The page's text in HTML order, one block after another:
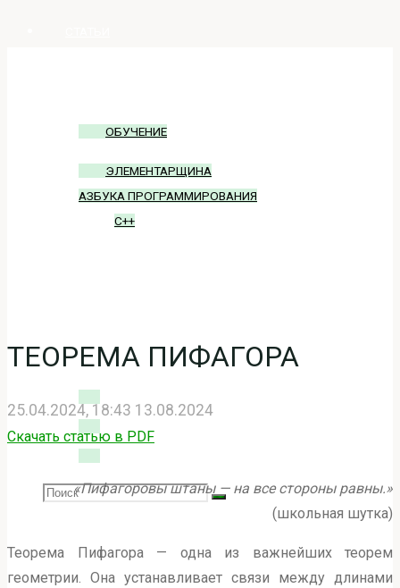
ОБУЧЕНИЕ
ЭЛЕМЕНТАРЩИНА
АЗБУКА ПРОГРАММИРОВАНИЯ
C++
SEARCH
Search
Search
Элементарщина Теорема Пифагора
ТЕОРЕМА ПИФАГОРА
25.04.2024, 18:43 13.08.2024
Скачать статью в PDF
«Пифагоровы штаны — на все стороны равны.»
(школьная шутка)
Теорема Пифагора — одна из важнейших теорем
геометрии. Она устанавливает связи между длинами